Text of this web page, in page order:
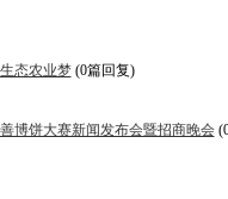
态农业梦(0篇回复)
博饼大赛新闻发布会暨招商晚会